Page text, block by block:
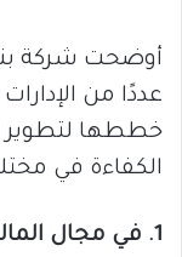
أوضحت شركة
عددًا من
خططها لتطوير
الكفاءة في
1. في مجال المالية والتحليل: